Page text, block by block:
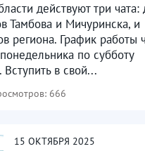
действуют три чата:
Тамбова и Мичуринска, и
региона. График работы
по субботу
в свой...
666
15 ОКТЯБРЯ 2025